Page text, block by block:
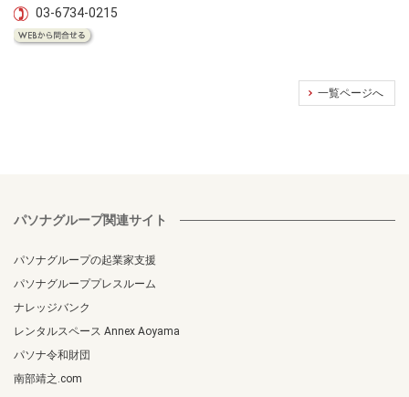
03-6734-0215
一覧ページへ
パソナグループ関連サイト
パソナグループの起業家支援
パソナグループプレスルーム
ナレッジバンク
レンタルスペース Annex Aoyama
パソナ令和財団
南部靖之.com